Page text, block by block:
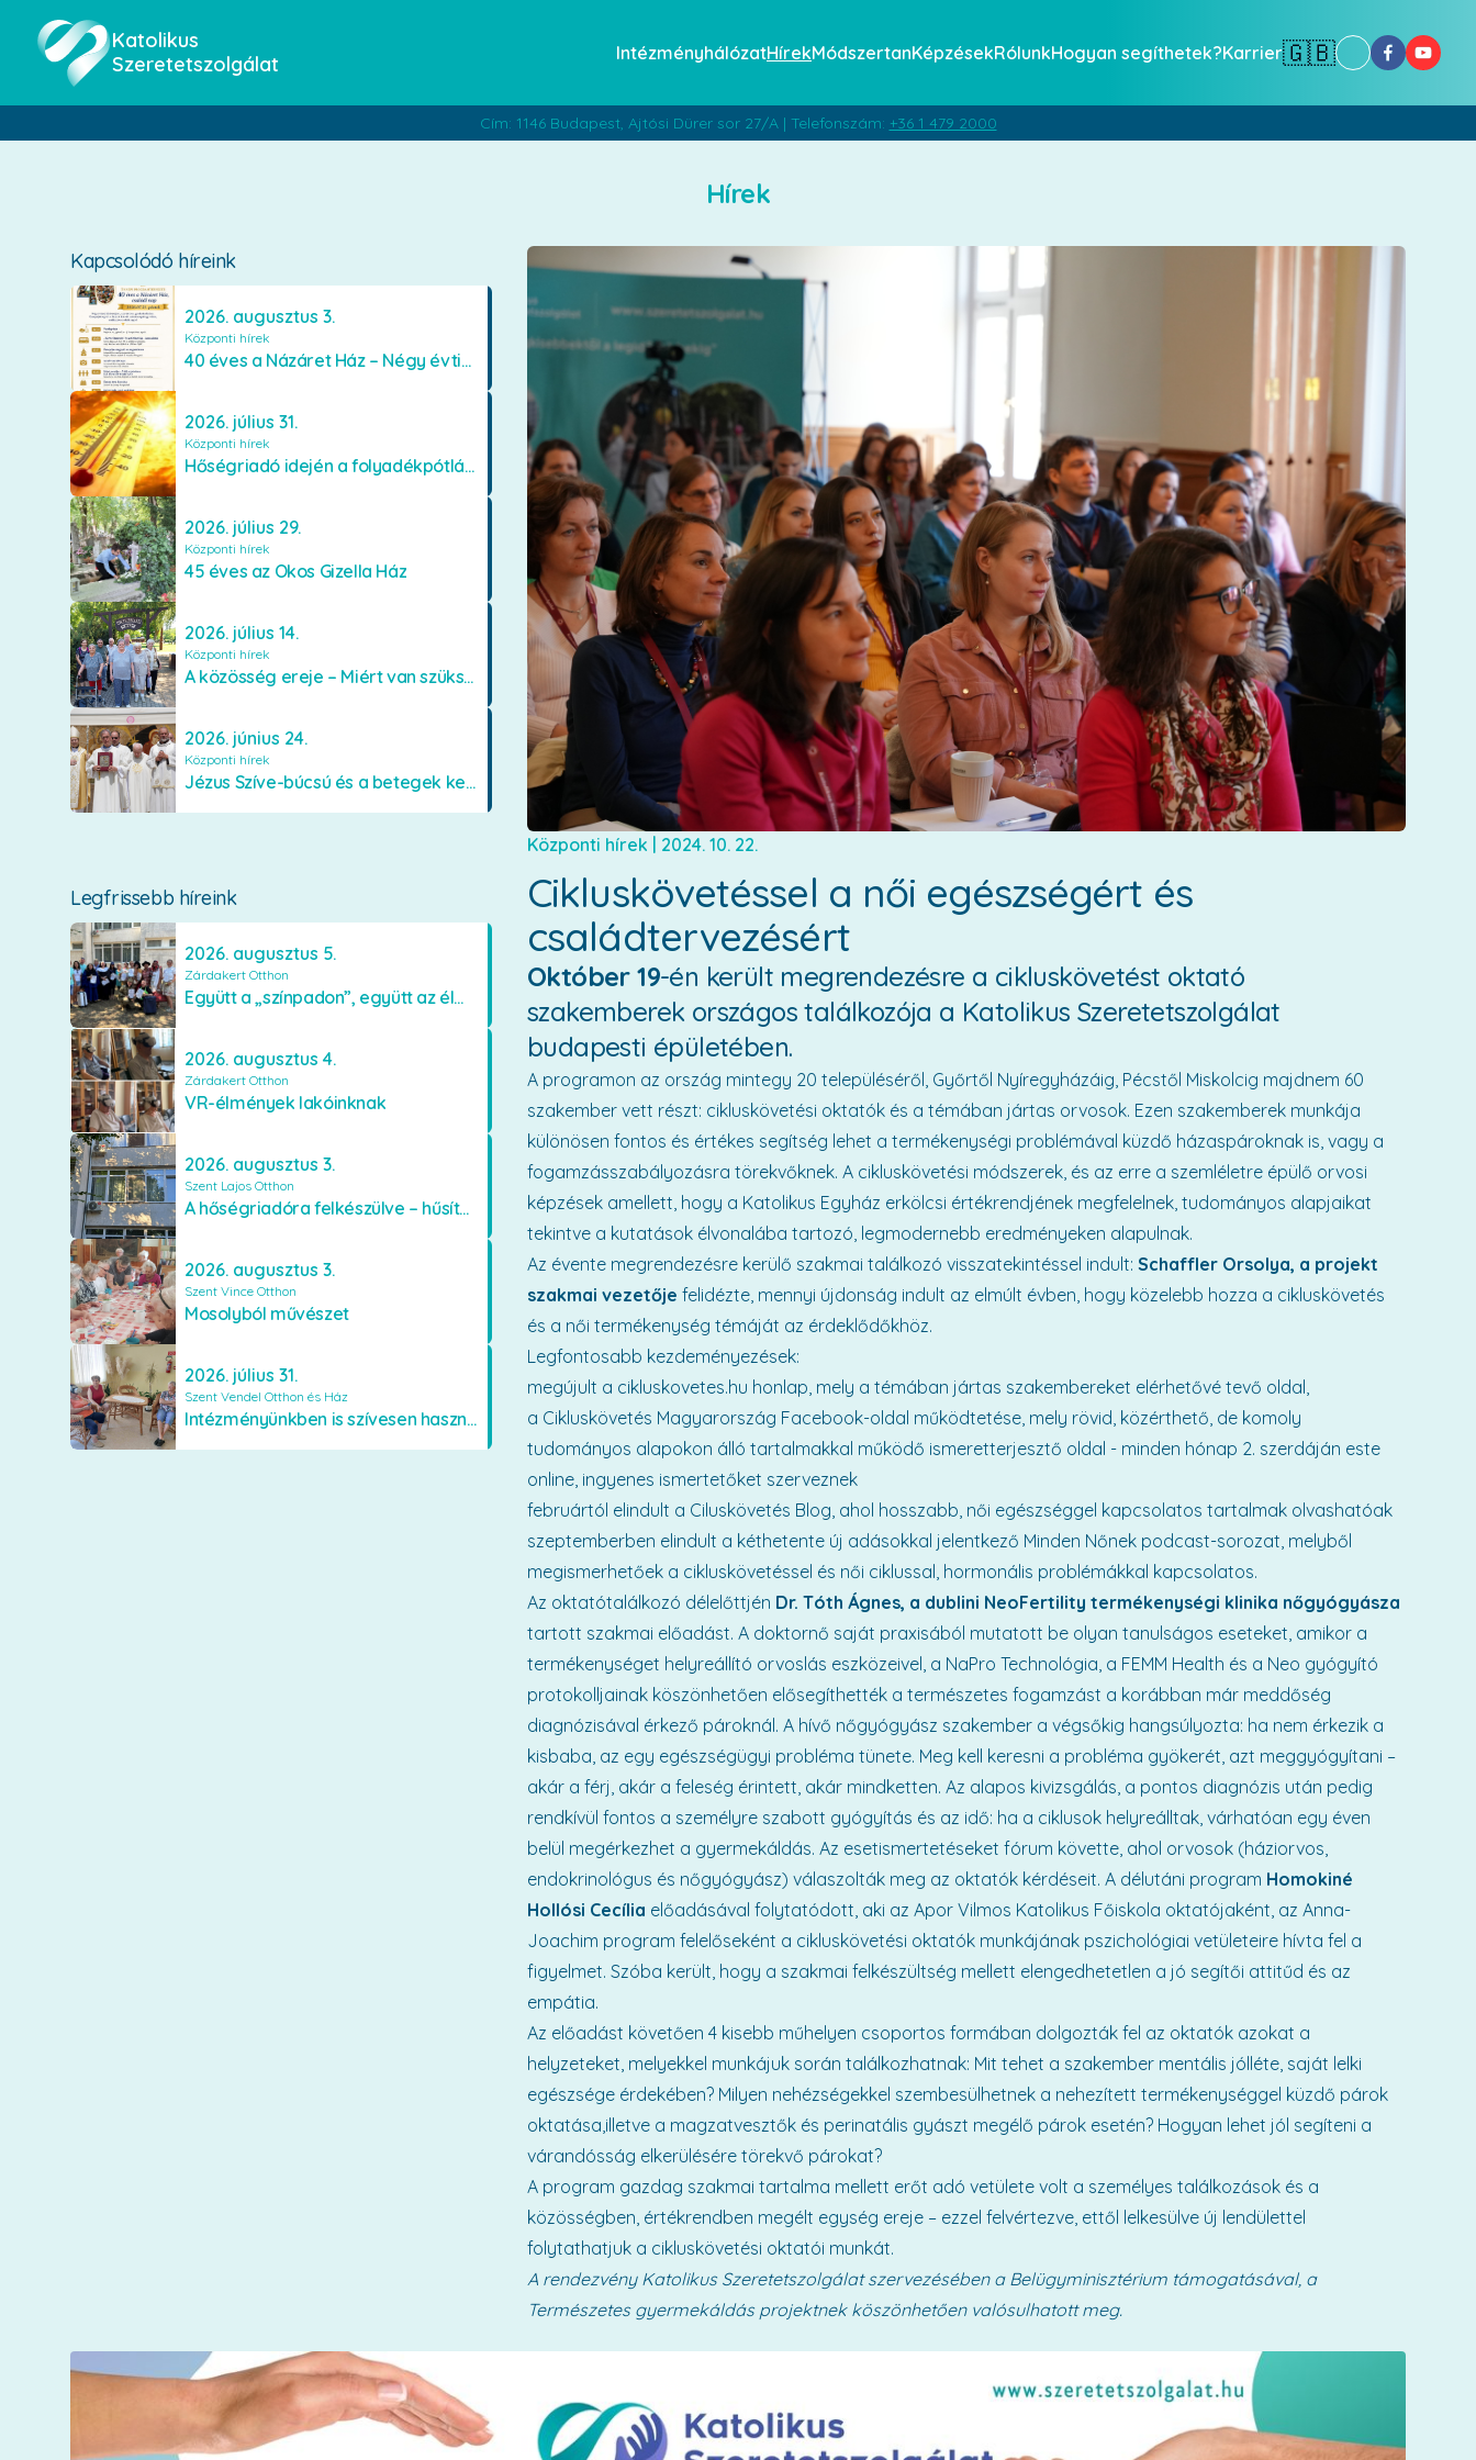
Katolikus
Szeretetszolgálat
IntézményhálózatHírekMódszertanKépzésekRólunkHogyan segíthetek?Karrier🇬🇧
Cím: 1146 Budapest, Ajtósi Dürer sor 27/A | Telefonszám: +36 1 479 2000
Hírek
Kapcsolódó híreink
2026. augusztus 3.
Központi hírek
40 éves a Názáret Ház – Négy évtized szeretetben és gondoskodásban
2026. július 31.
Központi hírek
Hőségriadó idején a folyadékpótlás életet menthet
2026. július 29.
Központi hírek
45 éves az Okos Gizella Ház
2026. július 14.
Központi hírek
A közösség ereje – Miért van szükségünk egymásra?
2026. június 24.
Központi hírek
Jézus Szíve-búcsú és a betegek kenetének közösségi kiszolgáltatása Mátraverebély-Szentkúton
Legfrissebb híreink
2026. augusztus 5.
Zárdakert Otthon
Együtt a „színpadon”, együtt az élményekért 🎭✨
2026. augusztus 4.
Zárdakert Otthon
VR-élmények lakóinknak
2026. augusztus 3.
Szent Lajos Otthon
A hőségriadóra felkészülve – hűsítő fejlesztések a Szent Lajos Otthonban
2026. augusztus 3.
Szent Vince Otthon
Mosolyból művészet
2026. július 31.
Szent Vendel Otthon és Ház
Intézményünkben is szívesen használják a VR szemüveget
Központi hírek 2024. 10. 22.
Cikluskövetéssel a női egészségért és
családtervezésért
Október 19-én került megrendezésre a cikluskövetést oktató
szakemberek országos találkozója a Katolikus Szeretetszolgálat
budapesti épületében.
A programon az ország mintegy 20 településéről, Győrtől Nyíregyházáig, Pécstől Miskolcig majdnem 60
szakember vett részt: cikluskövetési oktatók és a témában jártas orvosok. Ezen szakemberek munkája
különösen fontos és értékes segítség lehet a termékenységi problémával küzdő házaspároknak is, vagy a
fogamzásszabályozásra törekvőknek. A cikluskövetési módszerek, és az erre a szemléletre épülő orvosi
képzések amellett, hogy a Katolikus Egyház erkölcsi értékrendjének megfelelnek, tudományos alapjaikat
tekintve a kutatások élvonalába tartozó, legmodernebb eredményeken alapulnak.
Az évente megrendezésre kerülő szakmai találkozó visszatekintéssel indult: Schaffler Orsolya, a projekt
szakmai vezetője felidézte, mennyi újdonság indult az elmúlt évben, hogy közelebb hozza a cikluskövetés
és a női termékenység témáját az érdeklődőkhöz.
Legfontosabb kezdeményezések:
megújult a cikluskovetes.hu honlap, mely a témában jártas szakembereket elérhetővé tevő oldal,
a Cikluskövetés Magyarország Facebook-oldal működtetése, mely rövid, közérthető, de komoly
tudományos alapokon álló tartalmakkal működő ismeretterjesztő oldal - minden hónap 2. szerdáján este
online, ingyenes ismertetőket szerveznek
februártól elindult a Ciluskövetés Blog, ahol hosszabb, női egészséggel kapcsolatos tartalmak olvashatóak
szeptemberben elindult a kéthetente új adásokkal jelentkező Minden Nőnek podcast-sorozat, melyből
megismerhetőek a cikluskövetéssel és női ciklussal, hormonális problémákkal kapcsolatos.
Az oktatótalálkozó délelőttjén Dr. Tóth Ágnes, a dublini NeoFertility termékenységi klinika nőgyógyásza
tartott szakmai előadást. A doktornő saját praxisából mutatott be olyan tanulságos eseteket, amikor a
termékenységet helyreállító orvoslás eszközeivel, a NaPro Technológia, a FEMM Health és a Neo gyógyító
protokolljainak köszönhetően elősegíthették a természetes fogamzást a korábban már meddőség
diagnózisával érkező pároknál. A hívő nőgyógyász szakember a végsőkig hangsúlyozta: ha nem érkezik a
kisbaba, az egy egészségügyi probléma tünete. Meg kell keresni a probléma gyökerét, azt meggyógyítani –
akár a férj, akár a feleség érintett, akár mindketten. Az alapos kivizsgálás, a pontos diagnózis után pedig
rendkívül fontos a személyre szabott gyógyítás és az idő: ha a ciklusok helyreálltak, várhatóan egy éven
belül megérkezhet a gyermekáldás. Az esetismertetéseket fórum követte, ahol orvosok (háziorvos,
endokrinológus és nőgyógyász) válaszolták meg az oktatók kérdéseit. A délutáni program Homokiné
Hollósi Cecília előadásával folytatódott, aki az Apor Vilmos Katolikus Főiskola oktatójaként, az Anna-
Joachim program felelőseként a cikluskövetési oktatók munkájának pszichológiai vetületeire hívta fel a
figyelmet. Szóba került, hogy a szakmai felkészültség mellett elengedhetetlen a jó segítői attitűd és az
empátia.
Az előadást követően 4 kisebb műhelyen csoportos formában dolgozták fel az oktatók azokat a
helyzeteket, melyekkel munkájuk során találkozhatnak: Mit tehet a szakember mentális jólléte, saját lelki
egészsége érdekében? Milyen nehézségekkel szembesülhetnek a nehezített termékenységgel küzdő párok
oktatása,illetve a magzatvesztők és perinatális gyászt megélő párok esetén? Hogyan lehet jól segíteni a
várandósság elkerülésére törekvő párokat?
A program gazdag szakmai tartalma mellett erőt adó vetülete volt a személyes találkozások és a
közösségben, értékrendben megélt egység ereje – ezzel felvértezve, ettől lelkesülve új lendülettel
folytathatjuk a cikluskövetési oktatói munkát.
A rendezvény Katolikus Szeretetszolgálat szervezésében a Belügyminisztérium támogatásával, a
Természetes gyermekáldás projektnek köszönhetően valósulhatott meg.